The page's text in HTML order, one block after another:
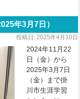
年3月7日）
投稿日: 2025年4月10日
2024年11月22
日（金）から
2025年3月7日
（金）まで掛
川市生涯学習